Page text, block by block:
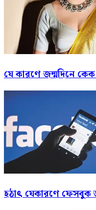
যে কারণে জন্মদিনে
হঠাৎ যেকারণে ফেসবুক